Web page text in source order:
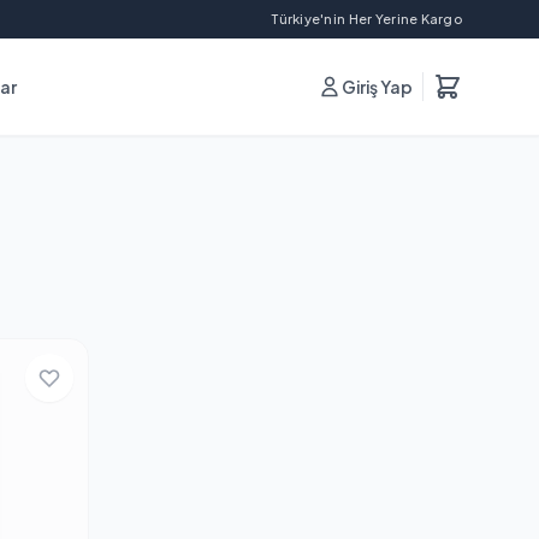
Türkiye'nin Her Yerine Kargo
Giriş Yap